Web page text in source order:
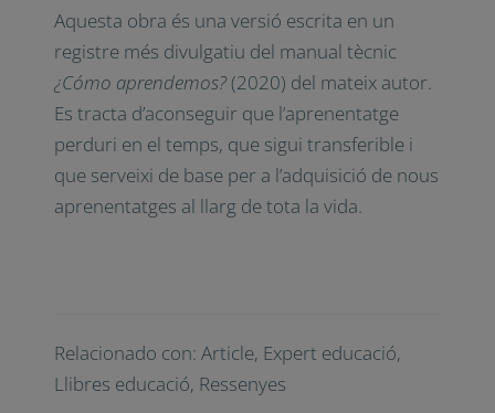
Aquesta obra és una versió escrita en un
registre més divulgatiu del manual tècnic
¿Cómo aprendemos?(2020) del mateix autor.
Es tracta d’aconseguir que l’aprenentatge
perduri en el temps, que sigui transferible i
que serveixi de base per a l’adquisició de nous
aprenentatges al llarg de tota la vida.
Relacionado con:Article, Expert educació,
Llibres educació, Ressenyes